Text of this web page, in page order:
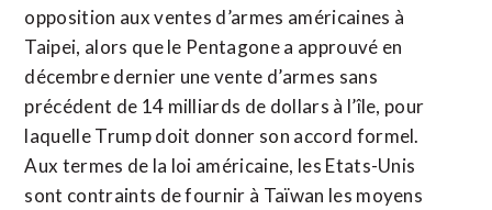
opposition aux ventes d’armes américaines à
Taipei, alors que le Pentagone a approuvé en
décembre dernier une vente d’armes sans
précédent de 14 milliards de dollars à l’île, pour
laquelle Trump doit donner son accord formel.
Aux termes de la loi américaine, les Etats-Unis
sont contraints de fournir à Taïwan les moyens